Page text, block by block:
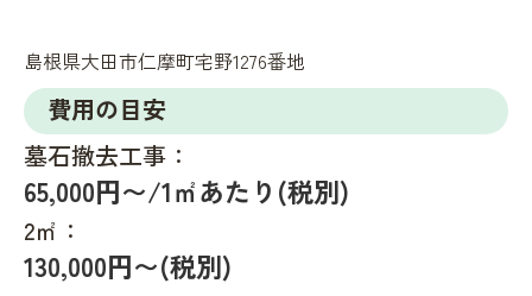
島根県大田市仁摩町宅野1276番地
費用の目安
墓石撤去工事：
65,000円〜/1㎡あたり(税別)
2㎡：
130,000円〜(税別)